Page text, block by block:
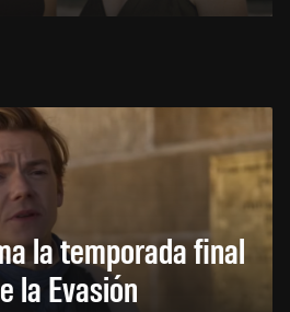
la temporada final
la Evasión